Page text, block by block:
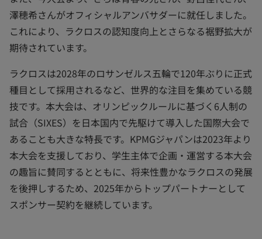
澤穂希さんがオフィシャルアンバサダーに就任しました。
これにより、ラクロスの認知度向上とさらなる裾野拡大が
期待されています。
ラクロスは2028年のロサンゼルス五輪で120年ぶりに正式
種目として採用されるなど、世界的な注目を集めている競
技です。本大会は、オリンピックルールに基づく6人制の
試合（SIXES）を日本国内で先駆けて導入した国際大会で
あることも大きな特長です。KPMGジャパンは2023年より
本大会を支援しており、学生主体で企画・運営する本大会
の趣旨に賛同するとともに、将来性豊かなラクロスの発展
を後押しするため、2025年からトップパートナーとして
スポンサー契約を継続しています。